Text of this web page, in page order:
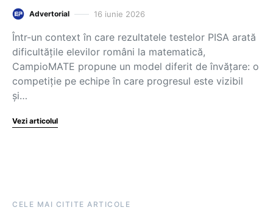
Advertorial 16 iunie 2026
Într-un context în care rezultatele testelor PISA arată
dificultățile elevilor români la matematică,
CampioMATE propune un model diferit de învățare: o
competiție pe echipe în care progresul este vizibil
și…
Vezi articolul
CELE MAI CITITE ARTICOLE